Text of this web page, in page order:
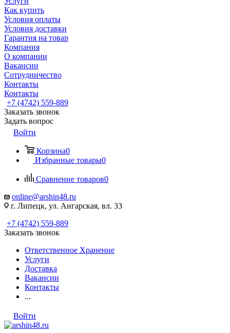
Как купить
Условия оплаты
Условия доставки
Гарантия на товар
Компания
О компании
Вакансии
Сотрудничество
Контакты
Контакты
+7 (4742) 559-889
Заказать звонок
Задать вопрос
Войти
Корзина0
Избранные товары0
Сравнение товаров0
online@arshin48.ru
г. Липецк, ул. Ангарская, вл. 33
+7 (4742) 559-889
Заказать звонок
Ответственное Хранение
Услуги
Доставка
Вакансии
Контакты
...
Войти